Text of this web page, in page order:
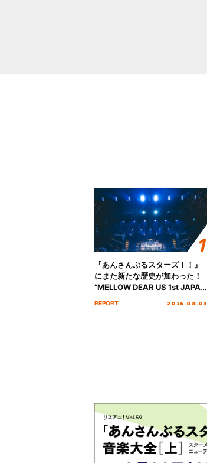
『あんさんぶるスターズ！！』
にまた新たな歴史が加わった！
“MELLOW DEAR US 1st JAPAN
!!」Dear 横浜BUNTAI”をレポー
REPORT 2026.08.03